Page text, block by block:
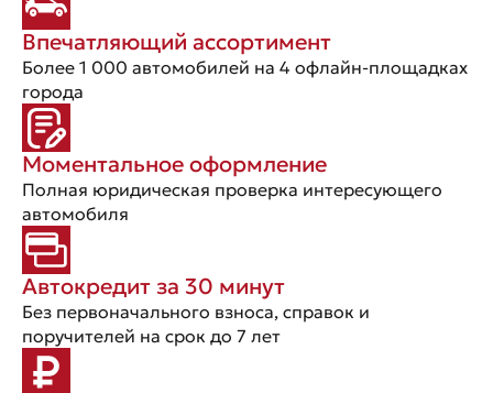
Впечатляющий ассортимент
Более 1 000 автомобилей на 4 офлайн-площадках
города
Моментальное оформление
Полная юридическая проверка интересующего
автомобиля
Автокредит за 30 минут
Без первоначального взноса, справок и
поручителей на срок до 7 лет